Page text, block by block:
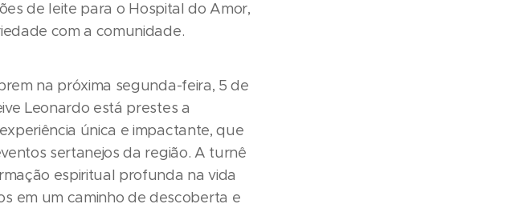
de leite para o Hospital do Amor,
com a comunidade.
na próxima segunda-feira, 5 de
Leonardo está prestes a
única e impactante, que
sertanejos da região. A turnê
espiritual profunda na vida
em um caminho de descoberta e